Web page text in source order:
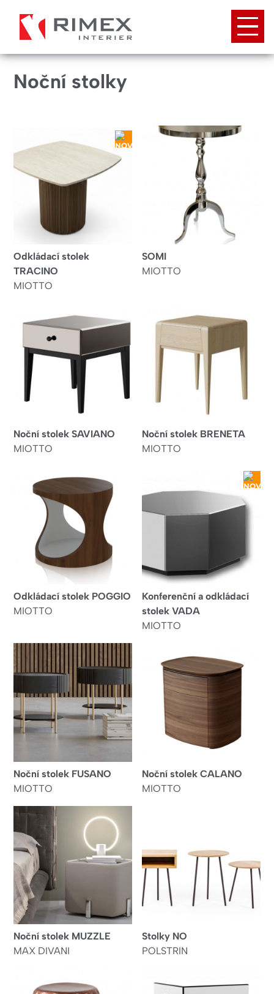
hlavnímu
obsahu
Noční stolky
Odkládací stolek
TRACINO
MIOTTO
SOMI
MIOTTO
Noční stolek SAVIANO
MIOTTO
Noční stolek BRENETA
MIOTTO
Odkládací stolek POGGIO
MIOTTO
Konferenční a odkládací
stolek VADA
MIOTTO
Noční stolek FUSANO
MIOTTO
Noční stolek CALANO
MIOTTO
Noční stolek MUZZLE
MAX DIVANI
Stolky NO
POLSTRIN